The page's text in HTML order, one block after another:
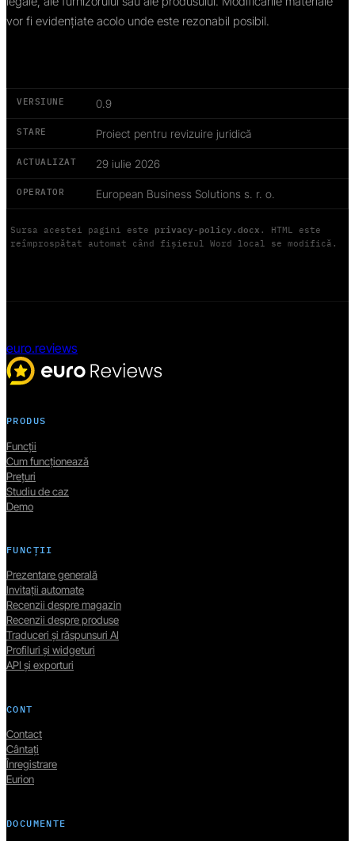
vor fi evidențiate acolo unde este rezonabil posibil.
VERSIUNE 0.9
STARE Proiect pentru revizuire juridică
ACTUALIZAT 29 iulie 2026
OPERATOR European Business Solutions s. r. o.
Sursa acestei pagini este privacy-policy.docx . HTML este
reîmprospătat automat când fișierul Word local se modifică.
euro.reviews
PRODUS
Funcții
Cum funcționează
Prețuri
Studiu de caz
Demo
FUNCȚII
Prezentare generală
Invitații automate
Recenzii despre magazin
Recenzii despre produse
Traduceri și răspunsuri AI
Profiluri și widgeturi
API și exporturi
CONT
Contact
Cântați
Înregistrare
Eurion
DOCUMENTE